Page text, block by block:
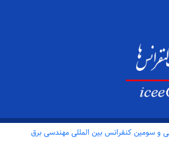
و سومین کنفرانس بین المللی مهندسی برق